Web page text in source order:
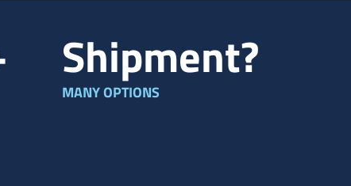
Shipment?
MANY OPTIONS